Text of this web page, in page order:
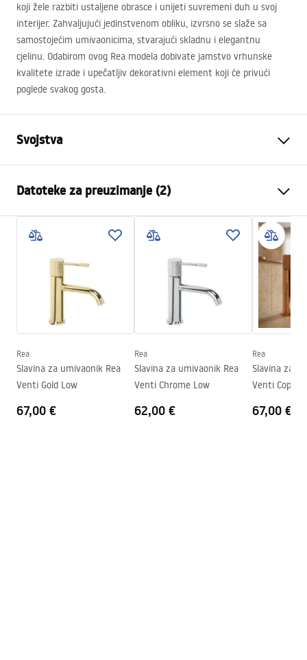
koji žele razbiti ustaljene obrasce i unijeti suvremeni duh u svoj
interijer. Zahvaljujući jedinstvenom obliku, izvrsno se slaže sa
samostojećim umivaonicima, stvarajući skladnu i elegantnu
cjelinu. Odabirom ovog Rea modela dobivate jamstvo vrhunske
kvalitete izrade i upečatljiv dekorativni element koji će privući
poglede svakog gosta.
Svojstva
Način montaže
Podna
Boja
Četkano zlato
Vrsta izljevne cijevi
Pomična
Materijal
Mjed
Doseg izljeva
mm
Tehnologija premazivanja
PVD
Promjer priključka
Jamstvo
5 godina
Datoteke za preuzimanje (2)
Montažne upute
Jamstveni uvjeti
Warranty_Terms_and_Conditions_Faucets_-_5.pdf
Rea
Slavina za umivaonik Rea
Venti Gold Low
67,00 €
Rea
Slavina za umivaonik Rea
Venti Chrome Low
62,00 €
Rea
Slavina za
Venti Copper
67,00 €